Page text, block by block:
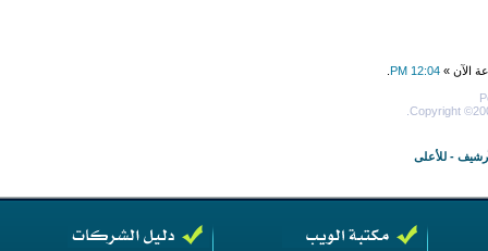
الآن » 12:04 PM
Copyright
- للأعلى